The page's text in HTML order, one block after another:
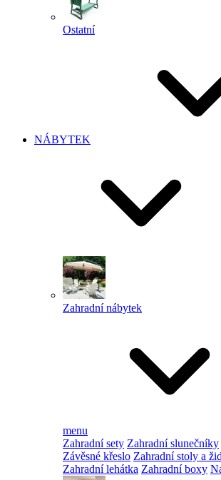
Ostatní
NÁBYTEK
Zahradní nábytek
menu
Zahradní sety Zahradní slunečníky
Závěsné křeslo Zahradní stoly a
Zahradní lehátka Zahradní boxy